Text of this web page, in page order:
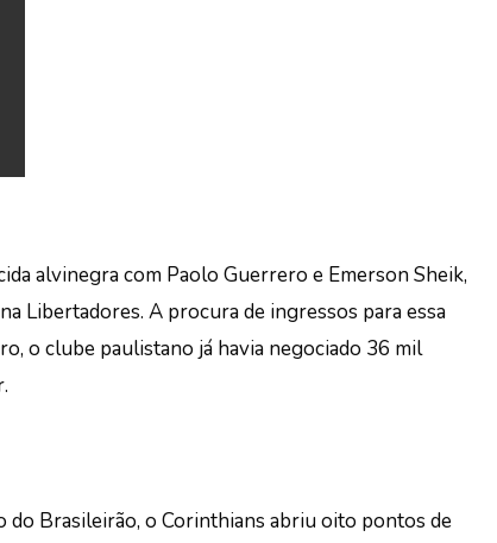
alvinegra com Paolo Guerrero e Emerson Sheik,
Libertadores. A procura de ingressos para essa
o clube paulistano já havia negociado 36 mil
do Brasileirão, o Corinthians abriu oito pontos de